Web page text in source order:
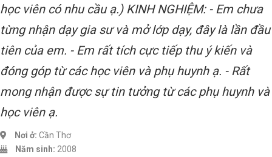
học viên có nhu cầu ạ.) KINH NGHIỆM: - Em chưa
từng nhận dạy gia sư và mở lớp dạy, đây là lần đầu
tiên của em. - Em rất tích cực tiếp thu ý kiến và
đóng góp từ các học viên và phụ huynh ạ. - Rất
mong nhận được sự tin tưởng từ các phụ huynh và
học viên ạ.
Nơi ở: Cần Thơ
Năm sinh: 2008